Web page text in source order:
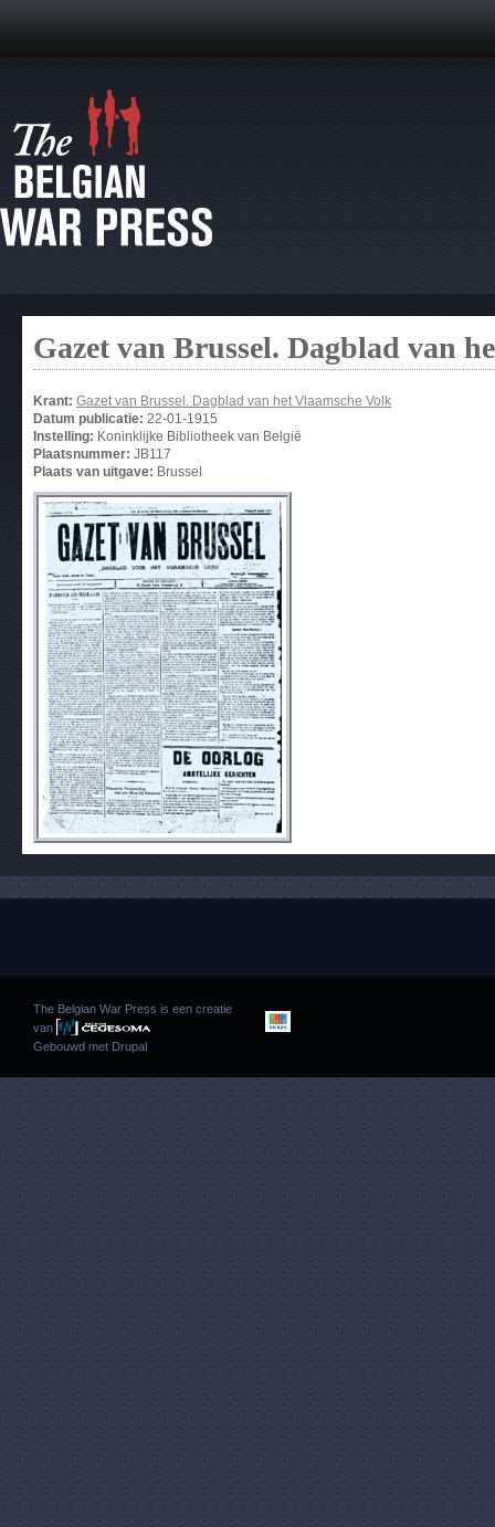
Gazet van Brussel. Dagblad van
Krant: Gazet van Brussel. Dagblad van het Vlaamsche Volk
Datum publicatie: 22-01-1915
Instelling: Koninklijke Bibliotheek van België
Plaatsnummer: JB117
Plaats van uitgave: Brussel
The Belgian War Press is een creatie
van
Gebouwd met Drupal